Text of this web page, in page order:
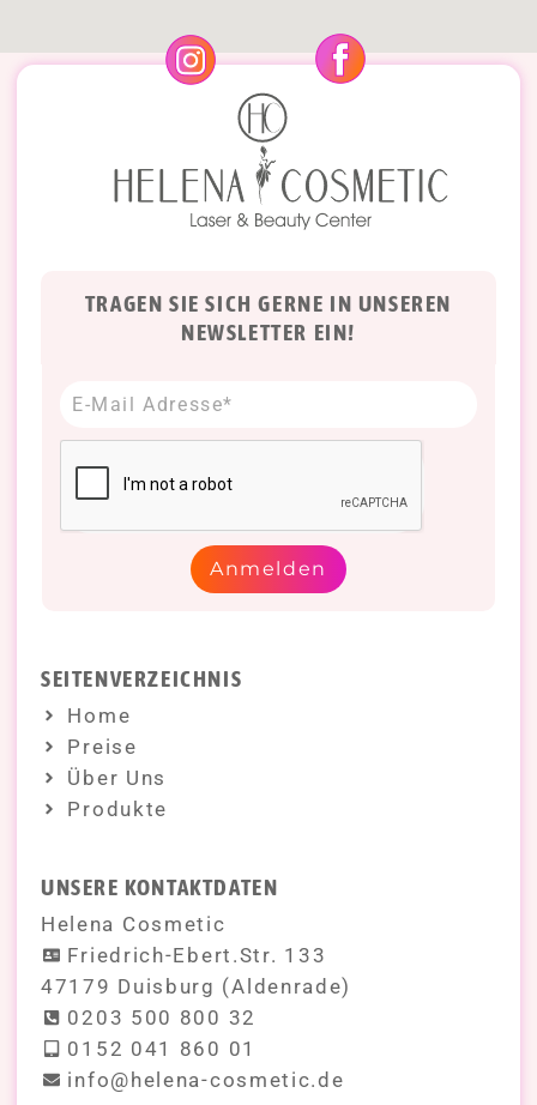
TRAGEN SIE SICH GERNE IN UNSEREN
NEWSLETTER EIN!
Anmelden
SEITENVERZEICHNIS
Home
Preise
Über Uns
Produkte
UNSERE KONTAKTDATEN
Helena Cosmetic
Friedrich-Ebert.Str. 133
47179 Duisburg (Aldenrade)
0203 500 800 32
0152 041 860 01
info@helena-cosmetic.de